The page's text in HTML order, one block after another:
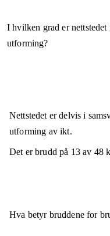
I hvilken grad er
utforming?
Nettstedet erdelvis i
utforming av ikt.
Det er brudd på 13av 48
Hva betyr bruddene for